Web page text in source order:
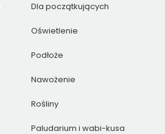
Dla początkujących
Oświetlenie
Podłoże
Nawożenie
Rośliny
Paludarium i wabi-kusa